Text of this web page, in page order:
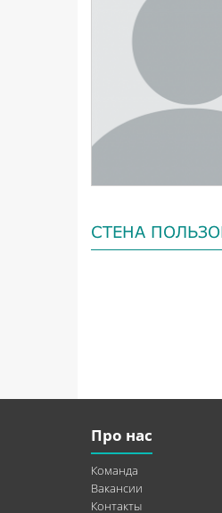
СТЕНА
Про нас
Команда
Вакансии
Контакты